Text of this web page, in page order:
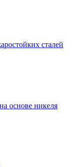
сталей
основе никеля